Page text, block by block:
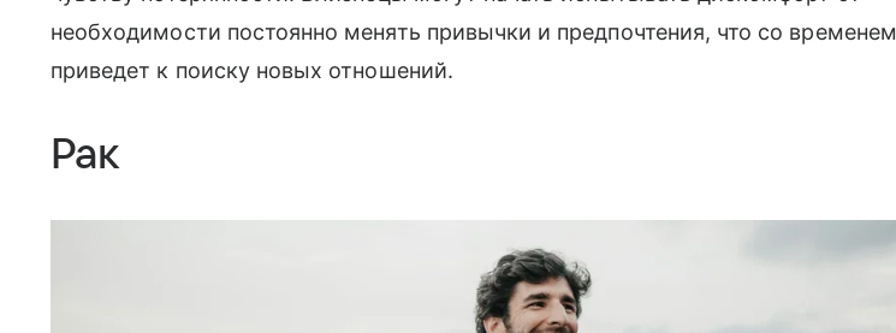
необходимости постоянно менять привычки и предпочтения, что со временем
приведет к поиску новых отношений.
Рак